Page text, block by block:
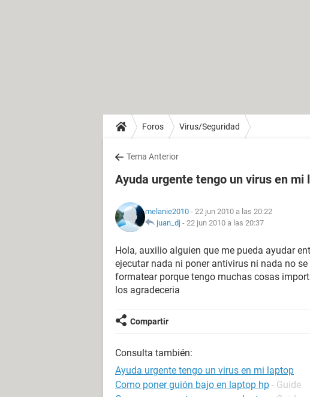
Foros Virus/Seguridad
Tema Anterior
Ayuda urgente tengo un virus en mi
melanie2010 - 22 jun 2010 a las 20:22
juan_dj - 22 jun 2010 a las 20:37
Hola, auxilio alguien que me pueda ayudar
ejecutar nada ni poner antivirus ni nada no
formatear porque tengo muchas cosas
los agradeceria
Compartir
Consulta también:
Ayuda urgente tengo un virus en mi laptop
Como poner guión bajo en laptop hp - Guide